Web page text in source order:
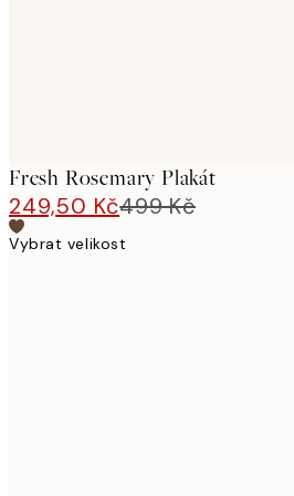
Fresh Rosemary Plakát
249,50 Kč499 Kč
Vybrat velikost